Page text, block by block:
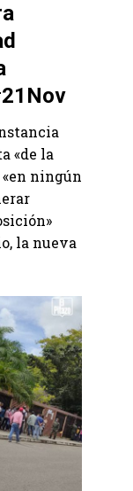
«de la
ningún
la nueva